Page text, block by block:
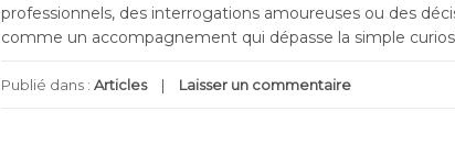
professionnels, des interrogations amoureuses ou des
comme un accompagnement qui dépasse la simple
Publié dans : Articles Laisser un commentaire